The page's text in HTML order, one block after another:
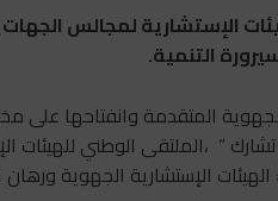
الإستشارية لمجالس
التنمية.
المتقدمة وانفتاحها
” ،الملتقى الوطني للهيئات